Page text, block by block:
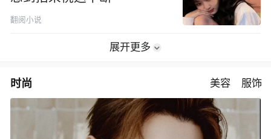
翻阅小说
展开更多
时尚 美容 服饰